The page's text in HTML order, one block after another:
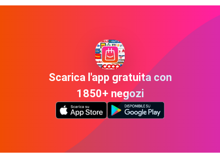
Scarica l'app gratuita con
1850+ negozi